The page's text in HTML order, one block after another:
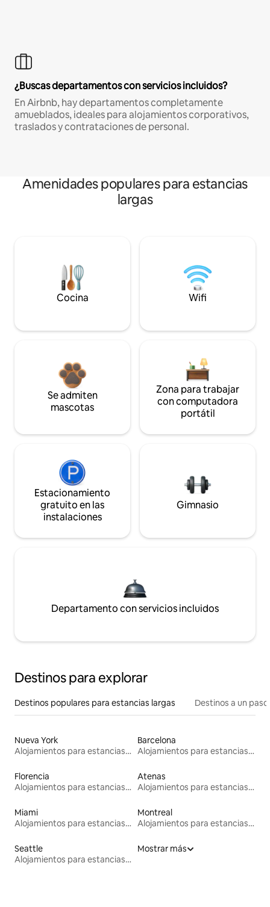
¿Buscas departamentos con servicios incluidos?
En Airbnb, hay departamentos completamente
amueblados, ideales para alojamientos corporativos,
traslados y contrataciones de personal.
Amenidades populares para estancias
largas
Cocina Wifi
Se admiten
mascotas
Zona para trabajar
con computadora
portátil
Estacionamiento
gratuito en las
instalaciones
Gimnasio
Departamento con servicios incluidos
Destinos para explorar
Destinos populares para estancias largas Destinos a un
Nueva York
Alojamientos para estancias largas
Barcelona
Alojamientos para estancias largas
Florencia
Alojamientos para estancias largas
Atenas
Alojamientos para estancias largas
Miami
Alojamientos para estancias largas
Montreal
Alojamientos para estancias largas
Seattle
Alojamientos para estancias largas
Mostrar más